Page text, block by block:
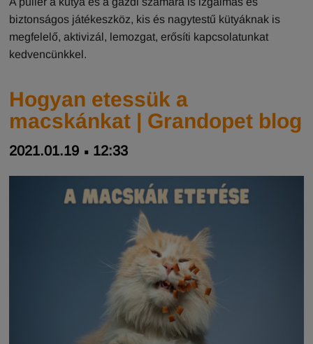
biztonságos játékeszköz, kis és nagytestű kütyáknak is
megfelelő, aktivizál, lemozgat, erősíti kapcsolatunkat
kedvencünkkel.
Hogyan etessük a
macskánkat | Grandopet blog
2021.01.19 12:33